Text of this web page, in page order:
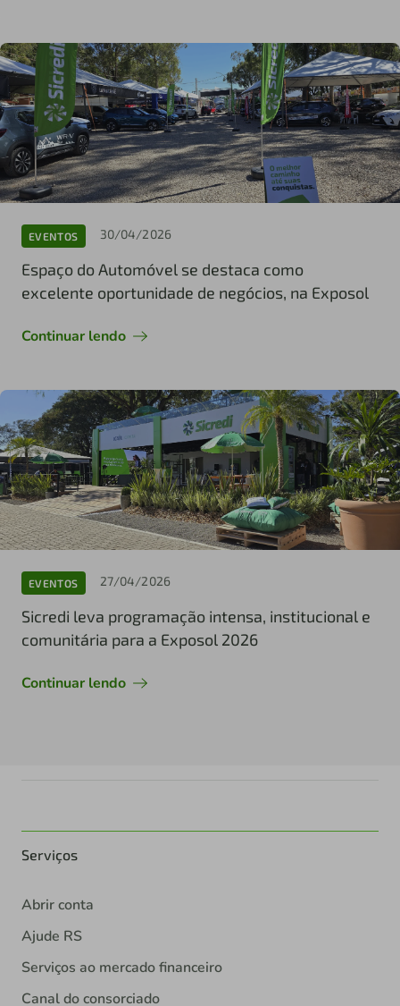
EVENTOS 30/04/2026
Espaço do Automóvel se destaca como
excelente oportunidade de negócios, na Exposol
Continuar lendo
EVENTOS 27/04/2026
Sicredi leva programação intensa, institucional e
comunitária para a Exposol 2026
Continuar lendo
Serviços
Abrir conta
Ajude RS
Serviços ao mercado financeiro
Canal do consorciado